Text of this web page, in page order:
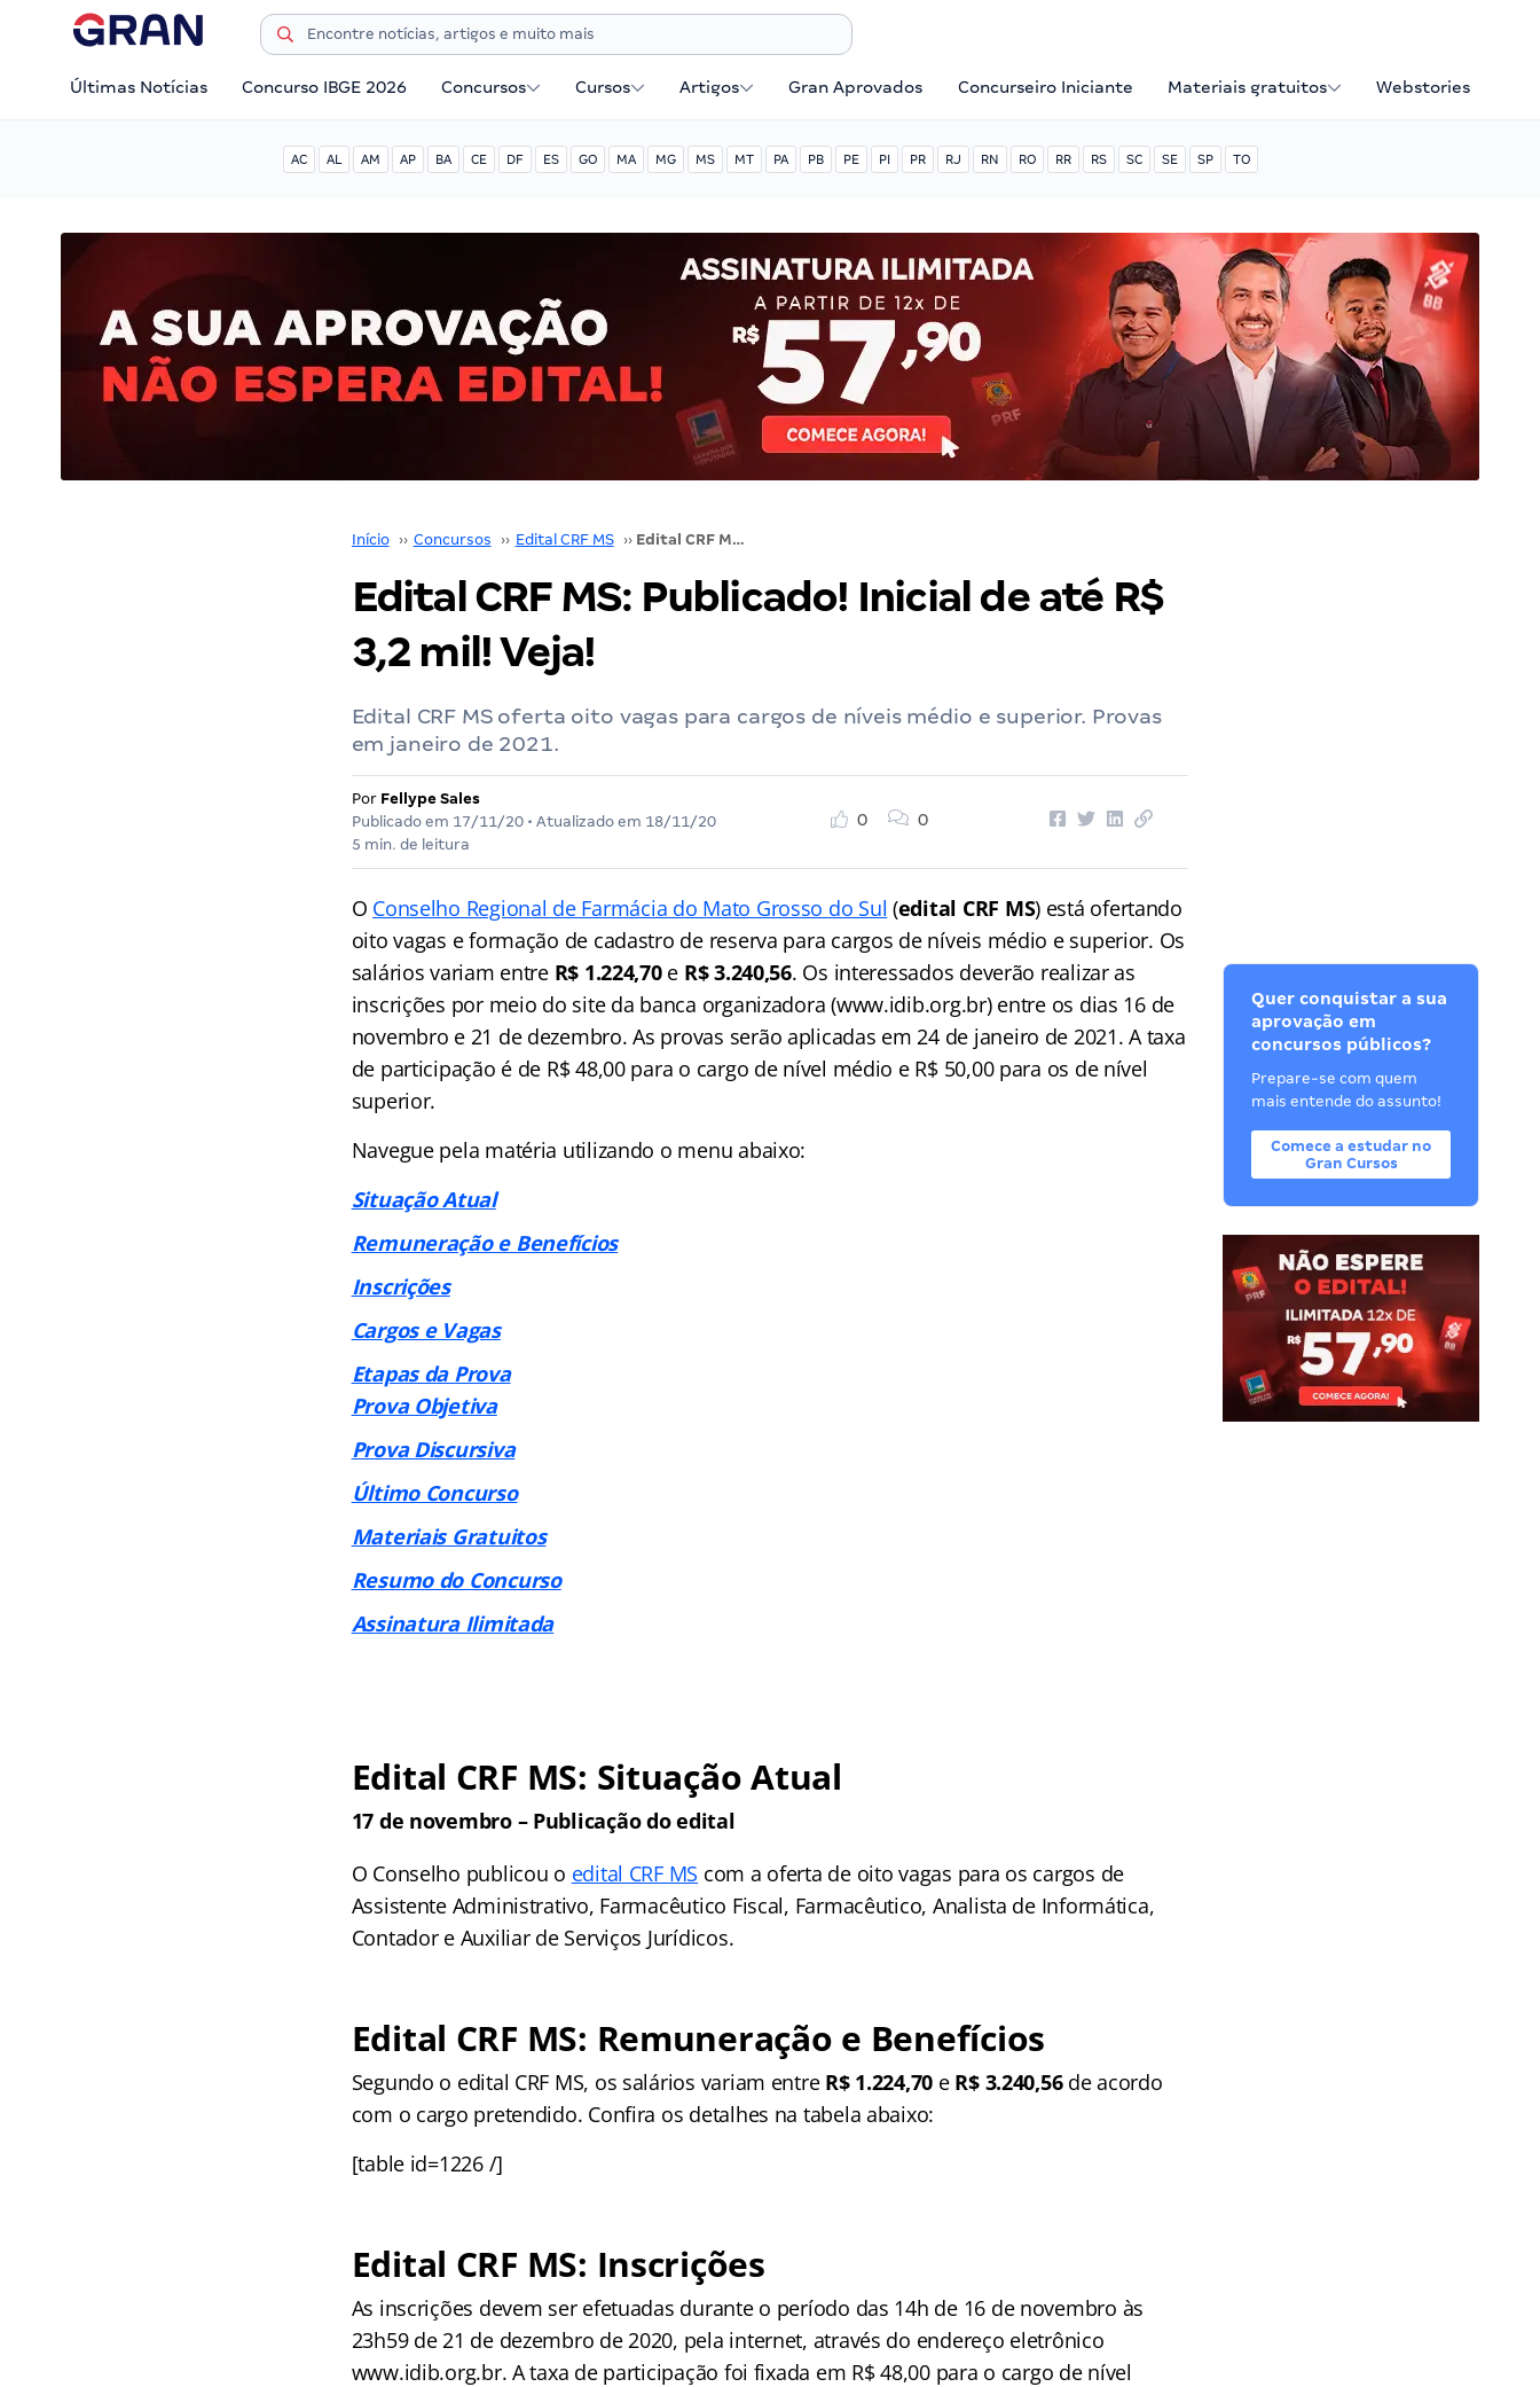
Últimas Notícias Concurso IBGE 2026 Concursos Cursos Artigos Gran Aprovados Concurseiro Iniciante Materiais gratuitos Webstories
AC AL AM AP BA CE DF ES GO MA MG MS MT PA PB PE PI PR RJ RN RO RR RS SC SE SP TO
Início ›› Concursos ›› Edital CRF MS ›› Edital CRF MS: Publicado! Inicial de até R$ 3,2 mil! Veja!
Edital CRF MS: Publicado! Inicial de até R$
3,2 mil! Veja!
Edital CRF MS oferta oito vagas para cargos de níveis médio e superior. Provas
em janeiro de 2021.
Por Fellype Sales
Publicado em 17/11/20• Atualizado em 18/11/20
5 min. de leitura
0 0
O Conselho Regional de Farmácia do Mato Grosso do Sul (edital CRF MS) está ofertando
oito vagas e formação de cadastro de reserva para cargos de níveis médio e superior. Os
salários variam entre R$ 1.224,70e R$ 3.240,56. Os interessados deverão realizar as
inscrições por meio do site da banca organizadora (www.idib.org.br) entre os dias 16 de
novembro e 21 de dezembro. As provas serão aplicadas em 24 de janeiro de 2021. A taxa
de participação é de R$ 48,00 para o cargo de nível médio e R$ 50,00 para os de nível
superior.
Navegue pela matéria utilizando o menu abaixo:
Situação Atual
Remuneração e Benefícios
Inscrições
Cargos e Vagas
Etapas da Prova
Prova Objetiva
Prova Discursiva
Último Concurso
Materiais Gratuitos
Resumo do Concurso
Assinatura Ilimitada
Edital CRF MS: Situação Atual
17 de novembro – Publicação do edital
O Conselho publicou o edital CRF MS com a oferta de oito vagas para os cargos de
Assistente Administrativo, Farmacêutico Fiscal, Farmacêutico, Analista de Informática,
Contador e Auxiliar de Serviços Jurídicos.
Edital CRF MS: Remuneração e Benefícios
Segundo o edital CRF MS, os salários variam entre R$ 1.224,70 e R$ 3.240,56 de acordo
com o cargo pretendido. Confira os detalhes na tabela abaixo:
[table id=1226 /]
Edital CRF MS: Inscrições
As inscrições devem ser efetuadas durante o período das 14h de 16 de novembro às
23h59 de 21 de dezembro de 2020, pela internet, através do endereço eletrônico
www.idib.org.br. A taxa de participação foi fixada em R$ 48,00 para o cargo de nível
Quer conquistar a sua
aprovação em
concursos públicos?
Prepare-se com quem
mais entende do assunto!
Comece a estudar no
Gran Cursos